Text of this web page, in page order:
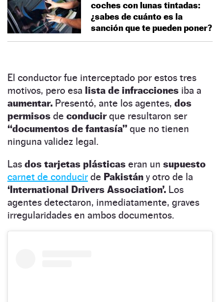
coches con lunas tintadas:
¿sabes de cuánto es la
sanción que te pueden poner?
El conductor fue interceptado por estos tres
motivos, pero esa lista de infracciones iba a
aumentar. Presentó, ante los agentes, dos
permisos de conducirque resultaron ser
“documentos de fantasía” que no tienen
ninguna validez legal.
Las dos tarjetas plásticas eran un supuesto
carnet de conducir de Pakistán y otro de la
‘International Drivers Association’. Los
agentes detectaron, inmediatamente, graves
irregularidades en ambos documentos.